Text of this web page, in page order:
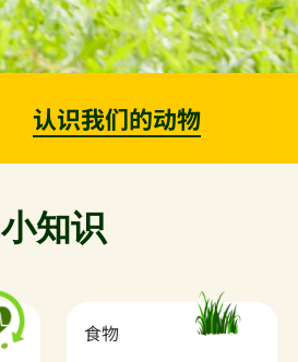
认识我们的动物
小知识
食物